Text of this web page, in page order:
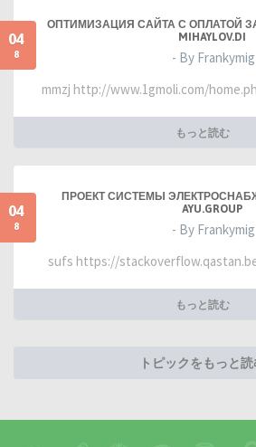
04
8
ОПТИМИЗАЦИЯ САЙТА С ОПЛАТОЙ
MIHAYLOV.DI
- By Frankymig
mmzj http://www.1gmoli.com/
もっと読む
04
8
ПРОЕКТ СИСТЕМЫ
AYU.GROUP
- By Frankymig
sufs https://
もっと読む
トピックをもっと